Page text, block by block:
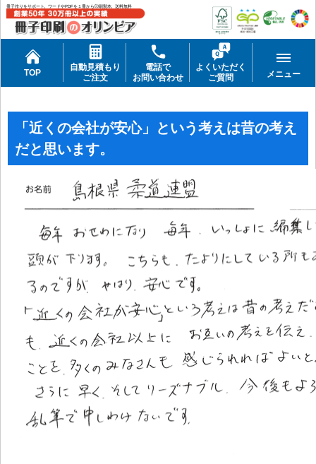
冊子作りをサポート。ワードやPDFを１冊から印刷製本。送料無料
TOP
自動見積もり
ご注文
電話で
お問い合わせ
よくいただく
ご質問
メニュー
「近くの会社が安心」という考えは昔の考え
だと思います。